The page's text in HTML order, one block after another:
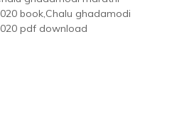
book,Chalu ghadamodi
pdf download